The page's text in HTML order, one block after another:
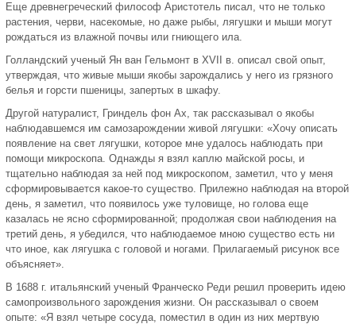
Еще древнегреческий философ Аристотель писал, что не только
растения, черви, насекомые, но даже рыбы, лягушки и мыши могут
рождаться из влажной почвы или гниющего ила.
Голландский ученый Ян ван Гельмонт в XVII в. описал свой опыт,
утверждая, что живые мыши якобы зарождались у него из грязного
белья и горсти пшеницы, запертых в шкафу.
Другой натуралист, Гриндель фон Ах, так рассказывал о якобы
наблюдавшемся им самозарождении живой лягушки: «Хочу описать
появление на свет лягушки, которое мне удалось наблюдать при
помощи микроскопа. Однажды я взял каплю майской росы, и
тщательно наблюдая за ней под микроскопом, заметил, что у меня
сформировывается какое-то существо. Прилежно наблюдая на второй
день, я заметил, что появилось уже туловище, но голова еще
казалась не ясно сформированной; продолжая свои наблюдения на
третий день, я убедился, что наблюдаемое мною существо есть ни
что иное, как лягушка с головой и ногами. Прилагаемый рисунок все
объясняет».
В 1688 г. итальянский ученый Франческо Реди решил проверить идею
самопроизвольного зарождения жизни. Он рассказывал о своем
опыте: «Я взял четыре сосуда, поместил в один из них мертвую